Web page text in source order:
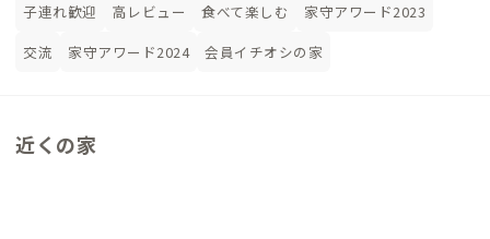
子連れ歓迎
高レビュー 食べて楽しむ
家守アワード2023
交流
家守アワード2024 会員イチオシの家
近くの家